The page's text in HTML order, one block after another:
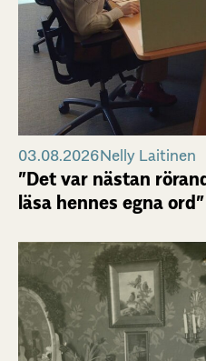
03.08.2026Nelly Laitinen
”Det var nästan
läsa hennes egna ord”